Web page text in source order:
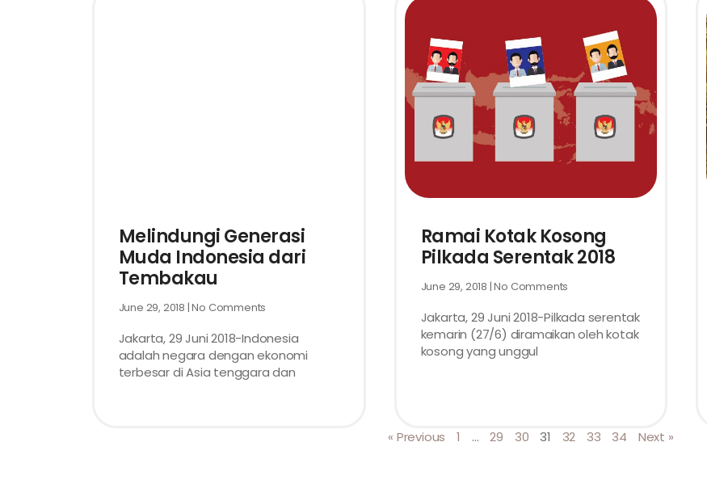
Melindungi Generasi
Muda Indonesia dari
Tembakau
June 29, 2018 No Comments
Jakarta, 29 Juni 2018-Indonesia
adalah negara dengan ekonomi
terbesar di Asia tenggara dan
Ramai Kotak Kosong
Pilkada Serentak 2018
June 29, 2018 No Comments
Jakarta, 29 Juni 2018-Pilkada serentak
kemarin (27/6) diramaikan oleh kotak
kosong yang unggul
« Previous 1 … 29 30 31 32 33 34 Next »